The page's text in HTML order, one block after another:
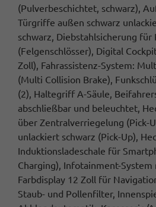
(Pulverbeschichtet, schwarz),
Türgriffe außen schwarz
schwarz, Diebstahlsicherung für
(Felgenschlösser), Digital
Zoll), Fahrassistenz-System:
(Multi Collision Brake),
(2), Haltegriff A-Säule,
abschließbar und beleuchtet,
über Zentralverriegelung (Pick-
unlackiert schwarz (Pick-Up),
Induktionsladeschale für
Charging), Infotainment-System
Farbdisplay 12 Zoll für
Staub- und Pollenfilter,